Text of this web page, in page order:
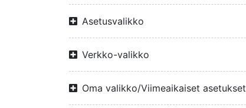
Asetusvalikko
Verkko-valikko
Oma valikko/Viimeaikaiset asetukset